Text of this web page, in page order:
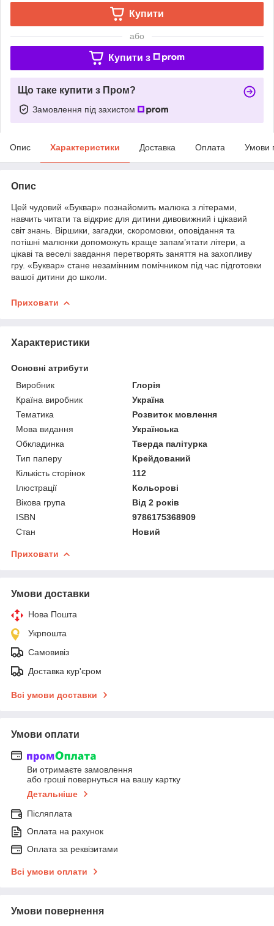
Купити
або
Купити з
Що таке купити з Пром?
Замовлення під захистом
Опис Характеристики Доставка Оплата Умови
Опис
Цей чудовий «Буквар» познайомить малюка з літерами,
навчить читати та відкриє для дитини дивовижний і цікавий
світ знань. Віршики, загадки, скоромовки, оповідання та
потішні малюнки допоможуть краще запам’ятати літери, а
цікаві та веселі завдання перетворять заняття на захопливу
гру. «Буквар» стане незамінним помічником під час підготовки
вашої дитини до школи.
Приховати
Характеристики
Основні атрибути
Виробник
Глорія
Країна виробник
Україна
Тематика
Розвиток мовлення
Мова видання
Українська
Обкладинка
Тверда палітурка
Тип паперу
Крейдований
Кількість сторінок
112
Ілюстрації
Кольорові
Вікова група
Від 2 років
ISBN
9786175368909
Стан
Новий
Приховати
Умови доставки
Нова Пошта
Укрпошта
Самовивіз
Доставка кур'єром
Всі умови доставки
Умови оплати
Ви отримаєте замовлення
або гроші повернуться на вашу картку
Детальніше
Післяплата
Оплата на рахунок
Оплата за реквізитами
Всі умови оплати
Умови повернення